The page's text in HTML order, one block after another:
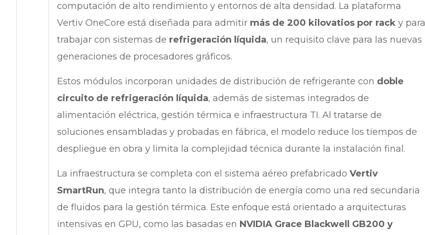
computación de alto rendimiento y entornos de alta densidad. La plataforma
Vertiv OneCore está diseñada para admitir más de 200 kilovatios por racky para
trabajar con sistemas de refrigeración líquida, un requisito clave para las nuevas
generaciones de procesadores gráficos.
Estos módulos incorporan unidades de distribución de refrigerante con doble
circuito de refrigeración líquida, además de sistemas integrados de
alimentación eléctrica, gestión térmica e infraestructura TI. Al tratarse de
soluciones ensambladas y probadas en fábrica, el modelo reduce los tiempos de
despliegue en obra y limita la complejidad técnica durante la instalación final.
La infraestructura se completa con el sistema aéreo prefabricado Vertiv
SmartRun, que integra tanto la distribución de energía como una red secundaria
de fluidos para la gestión térmica. Este enfoque está orientado a arquitecturas
intensivas en GPU, como las basadas en NVIDIA Grace Blackwell GB200 y